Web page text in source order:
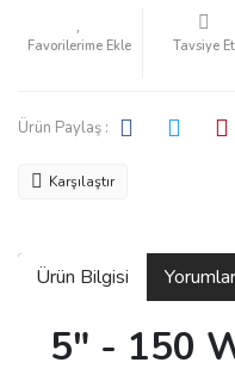
Tavsiye Et
Ürün Paylaş :
Karşılaştır
Ürün Bilgisi Yorumlar
5" - 150